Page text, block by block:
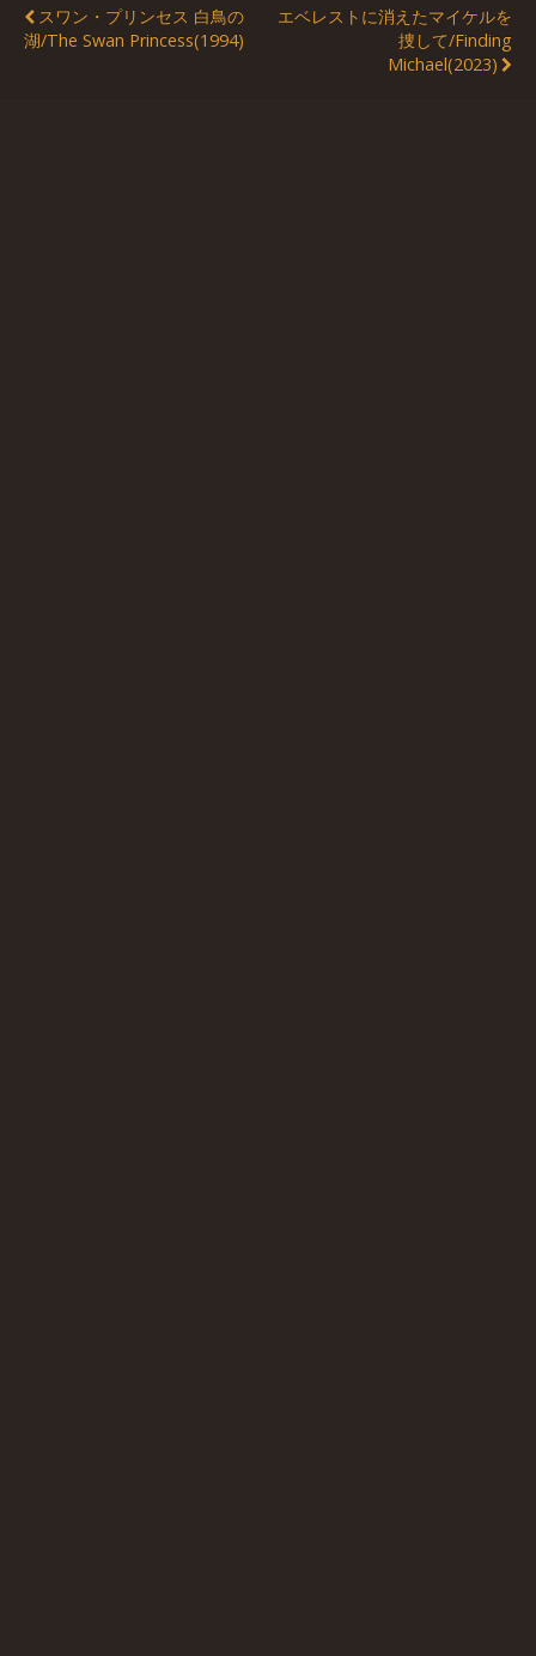
スワン・プリンセス 白鳥の
湖/The Swan Princess(1994)
エベレストに消えたマイケルを
捜して/Finding
Michael(2023)